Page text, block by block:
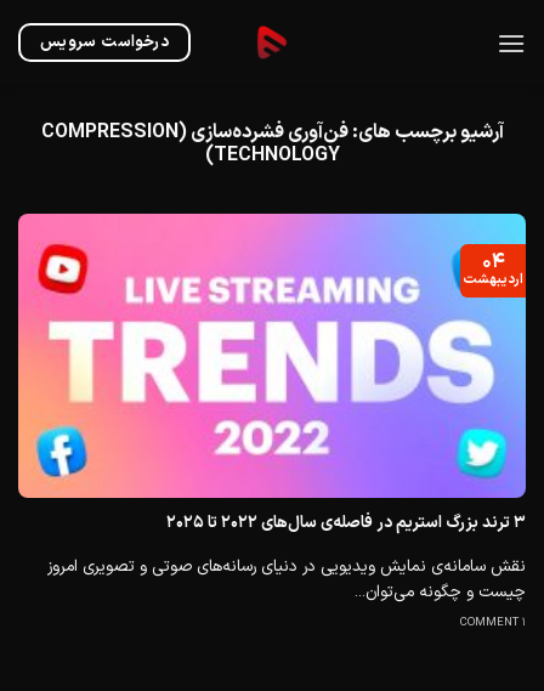
درخواست سرویس
آرشیو برچسب های: فن‌آوری فشرده‌سازی (COMPRESSION
TECHNOLOGY)
۳ ترند بزرگ استریم در فاصله‌ی سال‌های ۲۰۲۲ تا ۲۰۲۵
نقش سامانه‌ی نمایش ویدیویی در دنیای رسانه‌های صوتی و تصویری امروز
چیست و چگونه می‌توان...
1 COMMENT
۰۴
اردیبهشت